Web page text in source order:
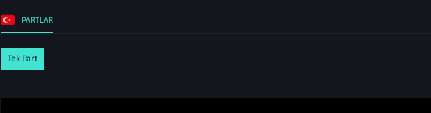
PARTLAR
Tek Part